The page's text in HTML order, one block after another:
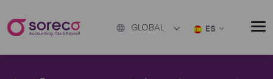
GLOBAL ES